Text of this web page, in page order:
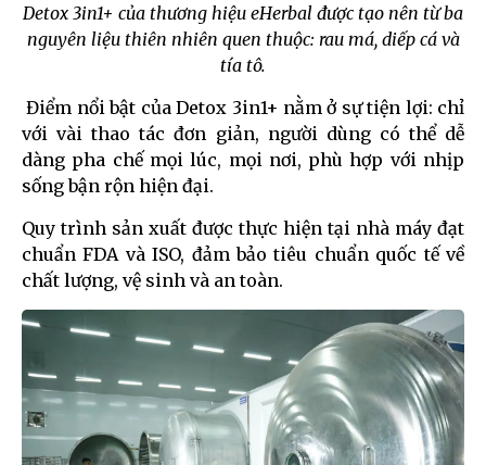
Detox 3in1+ của thương hiệu eHerbal được tạo nên từ ba
nguyên liệu thiên nhiên quen thuộc: rau má, diếp cá và
tía tô.
Điểm nổi bật của Detox 3in1+ nằm ở sự tiện lợi: chỉ
với vài thao tác đơn giản, người dùng có thể dễ
dàng pha chế mọi lúc, mọi nơi, phù hợp với nhịp
sống bận rộn hiện đại.
Quy trình sản xuất được thực hiện tại nhà máy đạt
chuẩn FDA và ISO, đảm bảo tiêu chuẩn quốc tế về
chất lượng, vệ sinh và an toàn.